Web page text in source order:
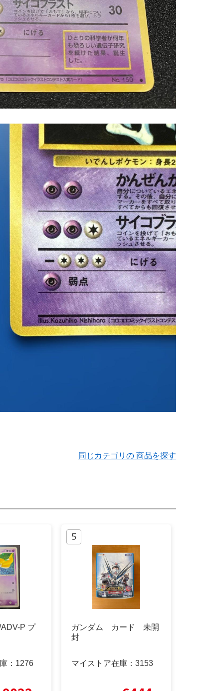
同じカテゴリの 商品を探す
P プ
： 1276
ガンダム カード 未開
封
マイストア在庫： 3153